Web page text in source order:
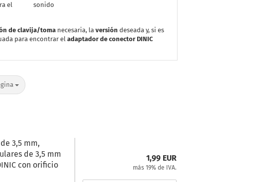
el
sonido
de clavija/toma necesaria, laversión deseada y, si es
para encontrar eladaptador de conector DINIC
3,5 mm,
de 3,5 mm
con orificio
1,99 EUR
más 19% de IVA.